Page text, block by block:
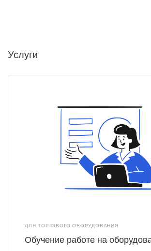
Услуги
ДЛЯ ТОРГОВОГО ОБОРУДОВАНИЯ
Обучение работе на